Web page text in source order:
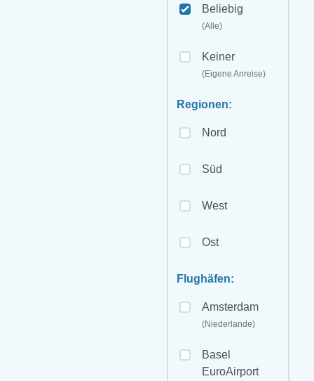
Beliebig
(Alle)
Keiner
(Eigene Anreise)
Regionen:
Nord
Süd
West
Ost
Flughäfen:
Amsterdam
(Niederlande)
Basel
EuroAirport